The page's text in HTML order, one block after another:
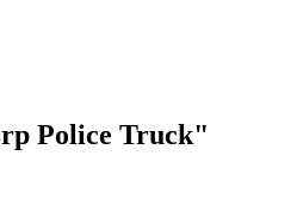
Police Truck"